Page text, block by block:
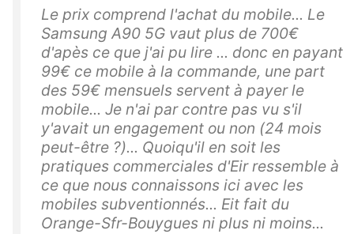
Le prix comprend l'achat du mobile... Le
Samsung A90 5G vaut plus de 700€
d'apès ce que j'ai pu lire ... donc en payant
99€ ce mobile à la commande, une part
des 59€ mensuels servent à payer le
mobile... Je n'ai par contre pas vu s'il
y'avait un engagement ou non (24 mois
peut-être ?)... Quoiqu'il en soit les
pratiques commerciales d'Eir ressemble à
ce que nous connaissons ici avec les
mobiles subventionnés... Eit fait du
Orange-Sfr-Bouygues ni plus ni moins...